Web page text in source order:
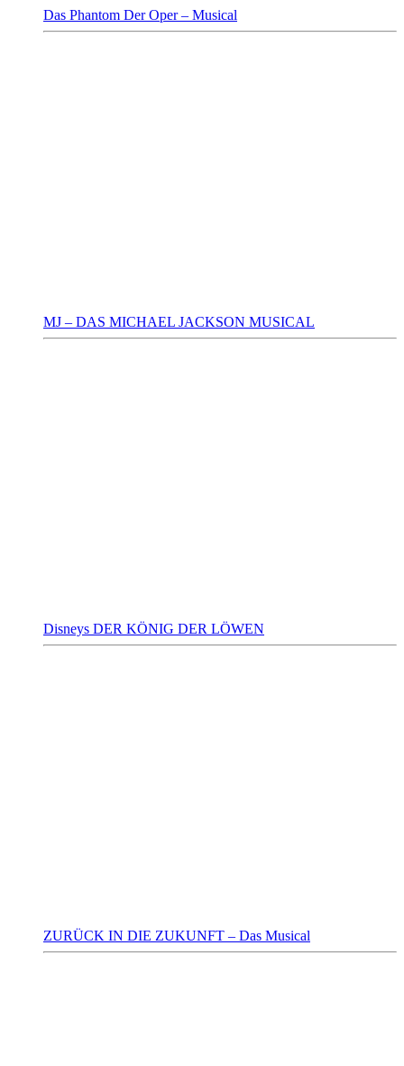
Das Phantom Der Oper – Musical
MJ – DAS MICHAEL JACKSON MUSICAL
Disneys DER KÖNIG DER LÖWEN
ZURÜCK IN DIE ZUKUNFT – Das Musical